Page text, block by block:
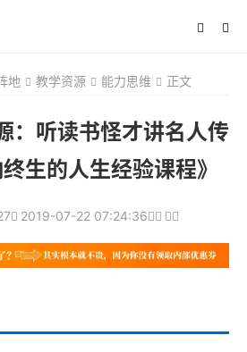
地 教学资源 能力思维 正文
：听读书怪才讲名人传
生的人生经验课程》
2019-07-22 07:24:36